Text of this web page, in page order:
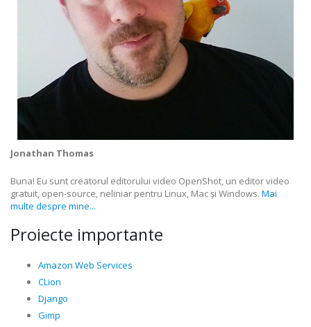
Jonathan Thomas
Buna! Eu sunt creatorul editorului video OpenShot, un editor video
gratuit, open-source, neliniar pentru Linux, Mac și Windows. Mai
multe despre mine...
Proiecte importante
Amazon Web Services
CLion
Django
Gimp